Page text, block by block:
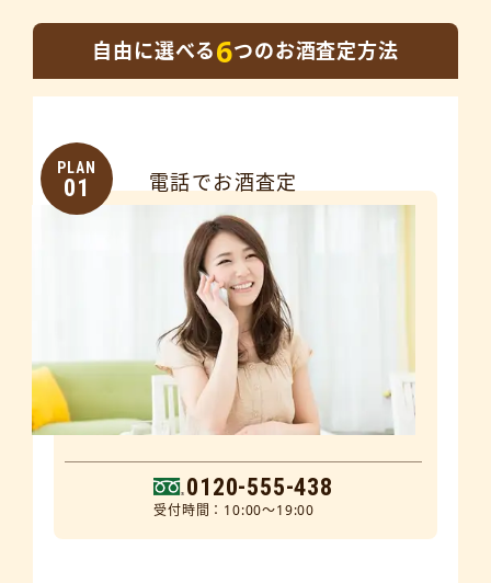
自由に選べる6つのお酒査定方法
PLAN
01 電話でお酒査定
0120-555-438
受付時間：10:00～19:00